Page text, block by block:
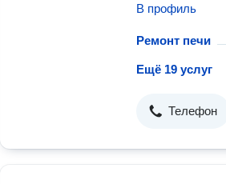
В профиль
Ремонт печи
Ещё 19 услуг
Телефон